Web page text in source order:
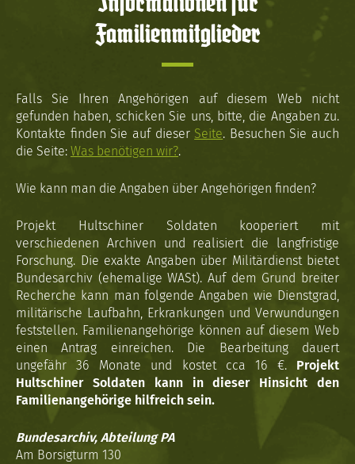
Familienmitglieder
Falls Sie Ihren Angehörigen auf diesem Web nicht
gefunden haben, schicken Sie uns, bitte, die Angaben zu.
Kontakte finden Sie auf dieser Seite. Besuchen Sie auch
die Seite: Was benötigen wir?.
Wie kann man die Angaben über Angehörigen finden?
Projekt Hultschiner Soldaten kooperiert mit
verschiedenen Archiven und realisiert die langfristige
Forschung. Die exakte Angaben über Militärdienst bietet
Bundesarchiv (ehemalige WASt). Auf dem Grund breiter
Recherche kann man folgende Angaben wie Dienstgrad,
militärische Laufbahn, Erkrankungen und Verwundungen
feststellen. Familienangehörige können auf diesem Web
einen Antrag einreichen. Die Bearbeitung dauert
ungefähr 36 Monate und kostet cca 16 €. Projekt
Hultschiner Soldaten kann in dieser Hinsicht den
Familienangehörige hilfreich sein.
Bundesarchiv, Abteilung PA
Am Borsigturm 130